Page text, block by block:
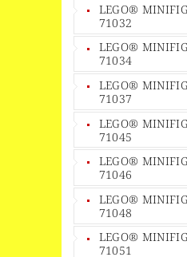
LEGO®
71032
LEGO®
71034
LEGO®
71037
LEGO®
71045
LEGO®
71046
LEGO®
71048
LEGO®
71051